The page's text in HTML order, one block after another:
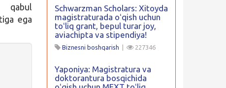
ega
Schwarzman Scholars: Xitoyda
magistraturada oʻqish uchun
toʻliq grant, bepul turar joy,
aviachipta va stipendiya!
Biznesni boshqarish 227346
Yaponiya: Magistratura va
doktorantura bosqichida